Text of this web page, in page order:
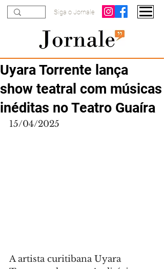
Siga o Jornale
Uyara Torrente lança
show teatral com músicas
inéditas no Teatro Guaíra
15/04/2025
A artista curitibana Uyara